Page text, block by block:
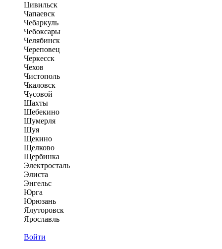
Цивильск
Чапаевск
Чебаркуль
Чебоксары
Челябинск
Череповец
Черкесск
Чехов
Чистополь
Чкаловск
Чусовой
Шахты
Шебекино
Шумерля
Шуя
Щекино
Щелково
Щербинка
Электросталь
Элиста
Энгельс
Юрга
Юрюзань
Ялуторовск
Ярославль
Войти